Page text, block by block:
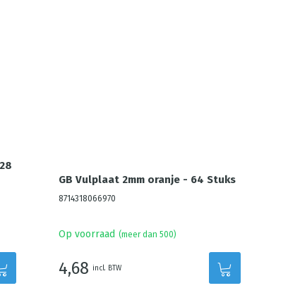
GB Vulplaat 2mm oranje - 64 Stuks
8714318066970
Op voorraad (meer dan 500)
4,68 incl. BTW